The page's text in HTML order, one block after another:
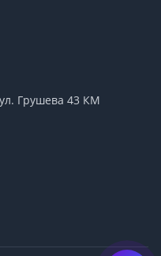
Грушева 43 КМ